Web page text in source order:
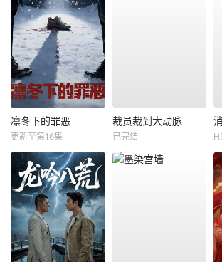
凛冬下的罪恶
更新至第16集
裁员裁到大动脉
已完结